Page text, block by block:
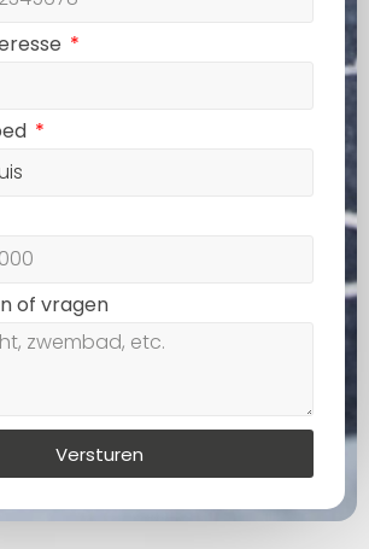
of vragen
Versturen